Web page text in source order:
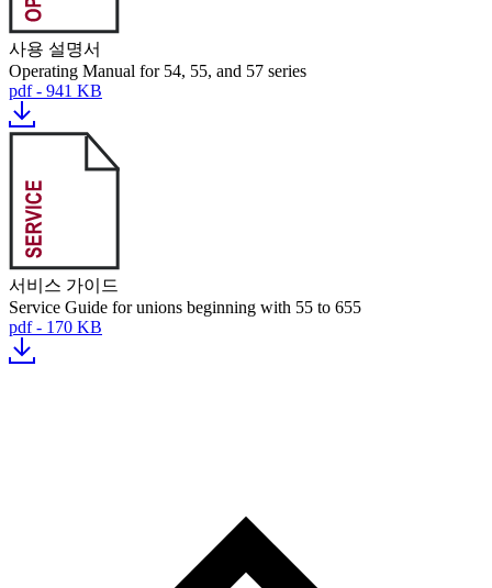
사용 설명서
Operating Manual for 54, 55, and 57 series
pdf - 941 KB
서비스 가이드
Service Guide for unions beginning with 55 to 655
pdf - 170 KB